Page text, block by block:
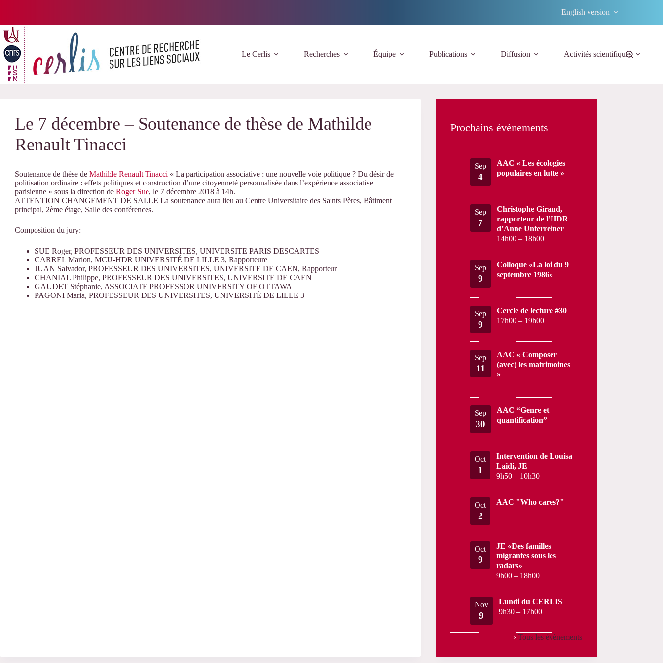
English version
Le Cerlis Recherches Équipe Publications Diffusion Activités scientifiques
Le 7 décembre – Soutenance de thèse de Mathilde
Renault Tinacci
Soutenance de thèse de Mathilde Renault Tinacci « La participation associative : une nouvelle voie politique ? Du désir de
politisation ordinaire : effets politiques et construction d’une citoyenneté personnalisée dans l’expérience associative
parisienne » sous la direction de Roger Sue, le 7 décembre 2018 à 14h.
ATTENTION CHANGEMENT DE SALLE La soutenance aura lieu au Centre Universitaire des Saints Pères, Bâtiment
principal, 2ème étage, Salle des conférences.
Composition du jury:
SUE Roger, PROFESSEUR DES UNIVERSITES, UNIVERSITE PARIS DESCARTES
CARREL Marion, MCU-HDR UNIVERSITÉ DE LILLE 3, Rapporteure
JUAN Salvador, PROFESSEUR DES UNIVERSITES, UNIVERSITE DE CAEN, Rapporteur
CHANIAL Philippe, PROFESSEUR DES UNIVERSITES, UNIVERSITE DE CAEN
GAUDET Stéphanie, ASSOCIATE PROFESSOR UNIVERSITY OF OTTAWA
PAGONI Maria, PROFESSEUR DES UNIVERSITES, UNIVERSITÉ DE LILLE 3
Prochains évènements
Sep
4
AAC « Les écologies
populaires en lutte »
Sep
7
Christophe Giraud,
rapporteur de l’HDR
d’Anne Unterreiner
14h00 – 18h00
Sep
9
Colloque «La loi du 9
septembre 1986»
Sep
9
Cercle de lecture #30
17h00 – 19h00
Sep
11
AAC « Composer
(avec) les matrimoines
»
Sep
30
AAC “Genre et
quantification”
Oct
1
Intervention de Louisa
Laidi, JE
9h50 – 10h30
Oct
2
AAC "Who cares?"
Oct
9
JE «Des familles
migrantes sous les
radars»
9h00 – 18h00
Nov
9
Lundi du CERLIS
9h30 – 17h00
› Tous les évènements